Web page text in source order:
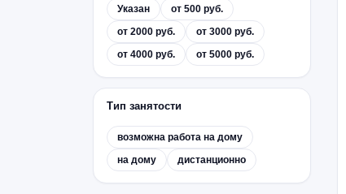
Спортивная
Фрунзенская
Молодёжная
Филёвский парк
Международная
Тушинская
Беговая
Улица 1905 года
Водный стадион
Кузнецкий Мост
Тверская
Арбатская
Александровский сад
Саларьево
Коммунарка
Указан
от 500 руб.
от 2000 руб.
от 3000 руб.
от 4000 руб.
от 5000 руб.
Тип занятости
возможна работа на дому
на дому
дистанционно